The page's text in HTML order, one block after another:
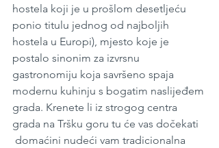
hostela koji je u prošlom desetljeću
ponio titulu jednog od najboljih
hostela u Europi), mjesto koje je
postalo sinonim za izvrsnu
gastronomiju koja savršeno spaja
modernu kuhinju s bogatim naslijeđem
grada. Krenete li iz strogog centra
grada na Tršku goru tu će vas dočekati
domaćini nudeći vam tradicionalna